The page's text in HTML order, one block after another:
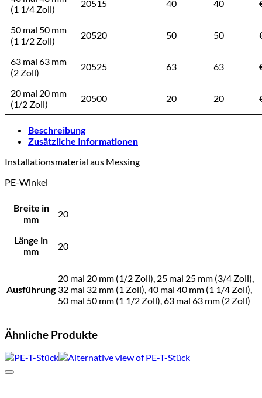
(1 1/4 Zoll)
20515 40 40
50 mal 50 mm
(1 1/2 Zoll)
20520 50 50
63 mal 63 mm
(2 Zoll)
20525 63 63
20 mal 20 mm
(1/2 Zoll)
20500 20 20
Beschreibung
Zusätzliche Informationen
Installationsmaterial aus Messing
PE-Winkel
Breite in
mm
20
Länge in
mm
20
Ausführung
20 mal 20 mm (1/2 Zoll), 25 mal 25 mm (3/4 Zoll),
32 mal 32 mm (1 Zoll), 40 mal 40 mm (1 1/4 Zoll),
50 mal 50 mm (1 1/2 Zoll), 63 mal 63 mm (2 Zoll)
Ähnliche Produkte